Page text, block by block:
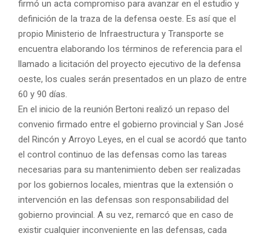
firmó un acta compromiso para avanzar en el estudio y
definición de la traza de la defensa oeste. Es así que el
propio Ministerio de Infraestructura y Transporte se
encuentra elaborando los términos de referencia para el
llamado a licitación del proyecto ejecutivo de la defensa
oeste, los cuales serán presentados en un plazo de entre
60 y 90 días.
En el inicio de la reunión Bertoni realizó un repaso del
convenio firmado entre el gobierno provincial y San José
del Rincón y Arroyo Leyes, en el cual se acordó que tanto
el control continuo de las defensas como las tareas
necesarias para su mantenimiento deben ser realizadas
por los gobiernos locales, mientras que la extensión o
intervención en las defensas son responsabilidad del
gobierno provincial. A su vez, remarcó que en caso de
existir cualquier inconveniente en las defensas, cada